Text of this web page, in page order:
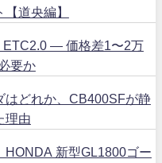
道央編】
ETC2.0 ― 価格差1〜2万
要か
はどれか、CB400SFが静
理由
HONDA 新型GL1800ゴー